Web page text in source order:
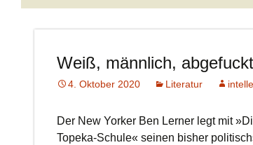
Weiß, männlich, abgefuckt
4. Oktober 2020 Literatur
Der New Yorker Ben Lerner legt mit
Topeka-Schule« seinen bisher